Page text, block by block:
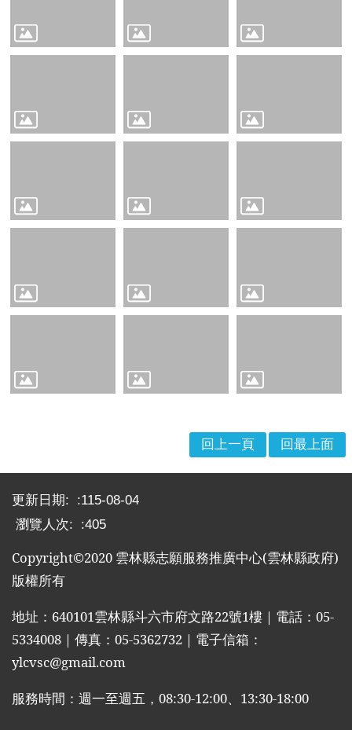
回上一頁 回最上面
更新日期:
115-08-04
瀏覽人次:
405
Copyright©2020 雲林縣志願服務推廣中心(雲林縣政府)
版權所有
地址： 640101雲林縣斗六市府文路22號1樓｜電話： 05-
5334008 ｜傳真： 05-5362732 ｜電子信箱：
ylcvsc@gmail.com
服務時間：週一至週五， 08:30-12:00、 13:30-18:00